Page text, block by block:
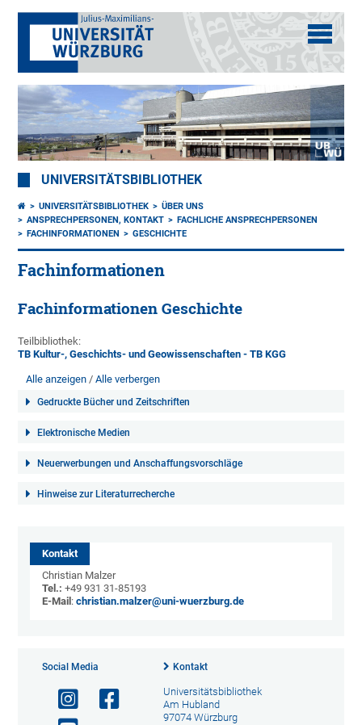
UNIVERSITÄTSBIBLIOTHEK
UNIVERSITÄTSBIBLIOTHEK
ÜBER UNS
ANSPRECHPERSONEN, KONTAKT
FACHLICHE ANSPRECHPERSONEN
FACHINFORMATIONEN
GESCHICHTE
Fachinformationen
Fachinformationen Geschichte
Teilbibliothek:
TB Kultur-, Geschichts- und Geowissenschaften - TB KGG
Alle anzeigen Alle verbergen
Gedruckte Bücher und Zeitschriften
Elektronische Medien
Neuerwerbungen und Anschaffungsvorschläge
Hinweise zur Literaturrecherche
Kontakt
Christian Malzer
Tel.: +49 931 31-85193
E-Mail :christian.malzer@uni-wuerzburg.de
Social Media Kontakt
Universitätsbibliothek
Am Hubland
97074 Würzburg